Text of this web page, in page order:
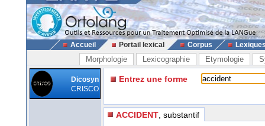
Accueil Portail lexical Corpus
Morphologie Lexicographie Etymologie
Dicosyn
CRISCO
Entrez une forme
ACCIDENT , substantif